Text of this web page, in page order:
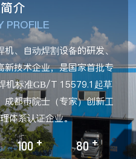
介
PROFILE
、自动焊割设备的研发、
新技术企业，是国家首批专
机标准GB/T 15579.1起草
成都市院士（专家）创新工
体系认证企业。
100 + 80 +